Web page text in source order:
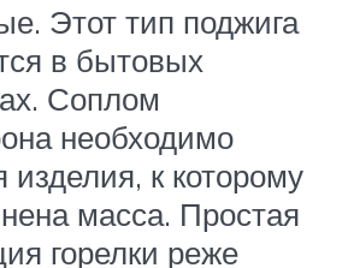
Этот тип поджига
в бытовых
Соплом
необходимо
изделия, к которому
масса. Простая
горелки реже